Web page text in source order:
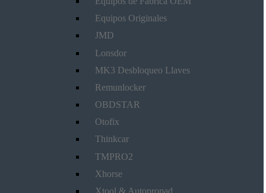
Equipos Originales
JMD
Lonsdor
MK3 Desbloqueo Llaves
Remunlocker
OBDSTAR
Otofix
Thinkcar
TMPRO2
Xhorse
Xtool & Autopropad